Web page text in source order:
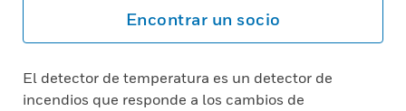
Encontrar un socio
El detector de temperatura es un detector de
incendios que responde a los cambios de